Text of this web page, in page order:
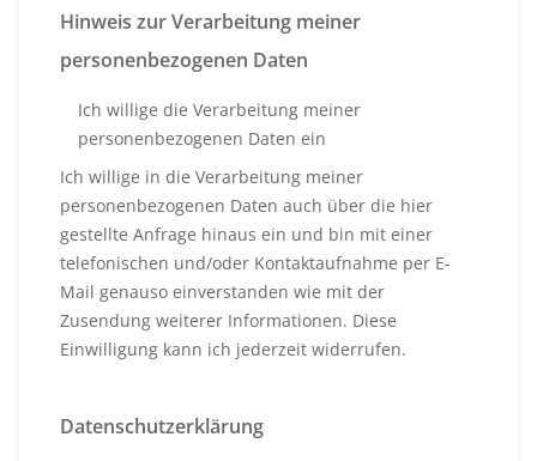
Hinweis zur Verarbeitung meiner
personenbezogenen Daten
Ich willige die Verarbeitung meiner
personenbezogenen Daten ein
Ich willige in die Verarbeitung meiner
personenbezogenen Daten auch über die hier
gestellte Anfrage hinaus ein und bin mit einer
telefonischen und/oder Kontaktaufnahme per E-
Mail genauso einverstanden wie mit der
Zusendung weiterer Informationen. Diese
Einwilligung kann ich jederzeit widerrufen.
Datenschutzerklärung